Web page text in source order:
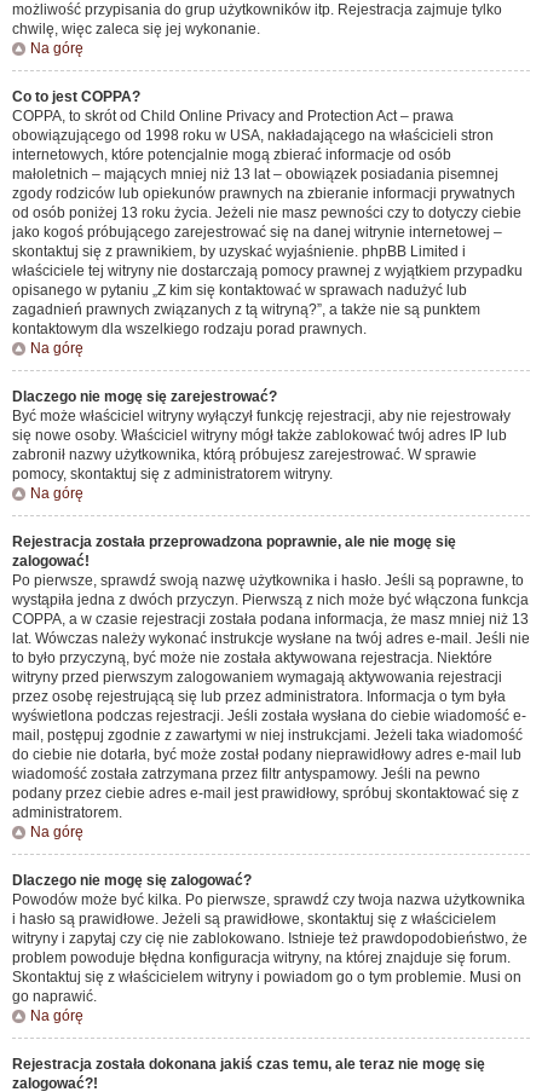
możliwość przypisania do grup użytkowników itp. Rejestracja zajmuje tylko
chwilę, więc zaleca się jej wykonanie.
Na górę
Co to jest COPPA?
COPPA, to skrót od Child Online Privacy and Protection Act – prawa
obowiązującego od 1998 roku w USA, nakładającego na właścicieli stron
internetowych, które potencjalnie mogą zbierać informacje od osób
małoletnich – mających mniej niż 13 lat – obowiązek posiadania pisemnej
zgody rodziców lub opiekunów prawnych na zbieranie informacji prywatnych
od osób poniżej 13 roku życia. Jeżeli nie masz pewności czy to dotyczy ciebie
jako kogoś próbującego zarejestrować się na danej witrynie internetowej –
skontaktuj się z prawnikiem, by uzyskać wyjaśnienie. phpBB Limited i
właściciele tej witryny nie dostarczają pomocy prawnej z wyjątkiem przypadku
opisanego w pytaniu „Z kim się kontaktować w sprawach nadużyć lub
zagadnień prawnych związanych z tą witryną?”, a także nie są punktem
kontaktowym dla wszelkiego rodzaju porad prawnych.
Na górę
Dlaczego nie mogę się zarejestrować?
Być może właściciel witryny wyłączył funkcję rejestracji, aby nie rejestrowały
się nowe osoby. Właściciel witryny mógł także zablokować twój adres IP lub
zabronił nazwy użytkownika, którą próbujesz zarejestrować. W sprawie
pomocy, skontaktuj się z administratorem witryny.
Na górę
Rejestracja została przeprowadzona poprawnie, ale nie mogę się
zalogować!
Po pierwsze, sprawdź swoją nazwę użytkownika i hasło. Jeśli są poprawne, to
wystąpiła jedna z dwóch przyczyn. Pierwszą z nich może być włączona funkcja
COPPA, a w czasie rejestracji została podana informacja, że masz mniej niż 13
lat. Wówczas należy wykonać instrukcje wysłane na twój adres e-mail. Jeśli nie
to było przyczyną, być może nie została aktywowana rejestracja. Niektóre
witryny przed pierwszym zalogowaniem wymagają aktywowania rejestracji
przez osobę rejestrującą się lub przez administratora. Informacja o tym była
wyświetlona podczas rejestracji. Jeśli została wysłana do ciebie wiadomość e-
mail, postępuj zgodnie z zawartymi w niej instrukcjami. Jeżeli taka wiadomość
do ciebie nie dotarła, być może został podany nieprawidłowy adres e-mail lub
wiadomość została zatrzymana przez filtr antyspamowy. Jeśli na pewno
podany przez ciebie adres e-mail jest prawidłowy, spróbuj skontaktować się z
administratorem.
Na górę
Dlaczego nie mogę się zalogować?
Powodów może być kilka. Po pierwsze, sprawdź czy twoja nazwa użytkownika
i hasło są prawidłowe. Jeżeli są prawidłowe, skontaktuj się z właścicielem
witryny i zapytaj czy cię nie zablokowano. Istnieje też prawdopodobieństwo, że
problem powoduje błędna konfiguracja witryny, na której znajduje się forum.
Skontaktuj się z właścicielem witryny i powiadom go o tym problemie. Musi on
go naprawić.
Na górę
Rejestracja została dokonana jakiś czas temu, ale teraz nie mogę się
zalogować?!